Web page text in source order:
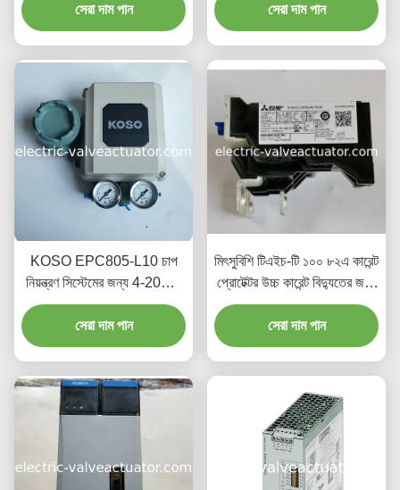
আসল প্রতিস্থাপন অংশ
সেরা দাম পান
সিস্টেম, IP68 সুরক্ষা স্তর
সেরা দাম পান
KOSO EPC805-L10 চাপ
নিয়ন্ত্রণ সিস্টেমের জন্য 4-20mA
ইনপুট সহ পজিশনার
সেরা দাম পান
মিৎসুবিশি টিএইচ-টি ১০০ ৮২এ কারেন্ট
প্রোটেক্টর উচ্চ কারেন্ট বিদ্যুতের জন্য
উপযুক্ত
সেরা দাম পান